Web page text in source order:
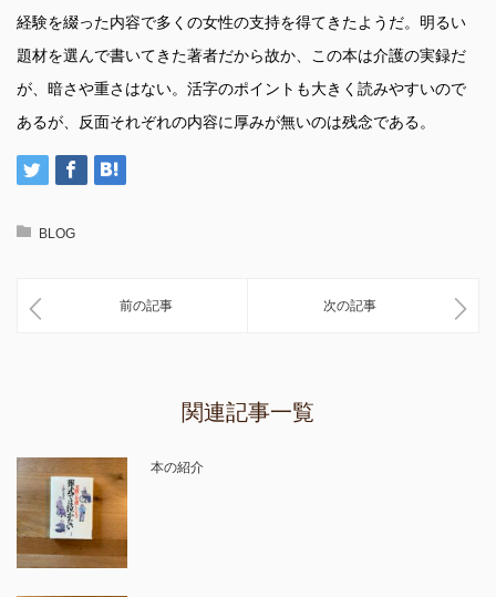
経験を綴った内容で多くの女性の支持を得てきたようだ。明るい
題材を選んで書いてきた著者だから故か、この本は介護の実録だ
が、暗さや重さはない。活字のポイントも大きく読みやすいので
あるが、反面それぞれの内容に厚みが無いのは残念である。
BLOG
前の記事 次の記事
関連記事一覧
本の紹介